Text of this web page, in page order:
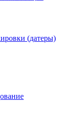
(датеры)